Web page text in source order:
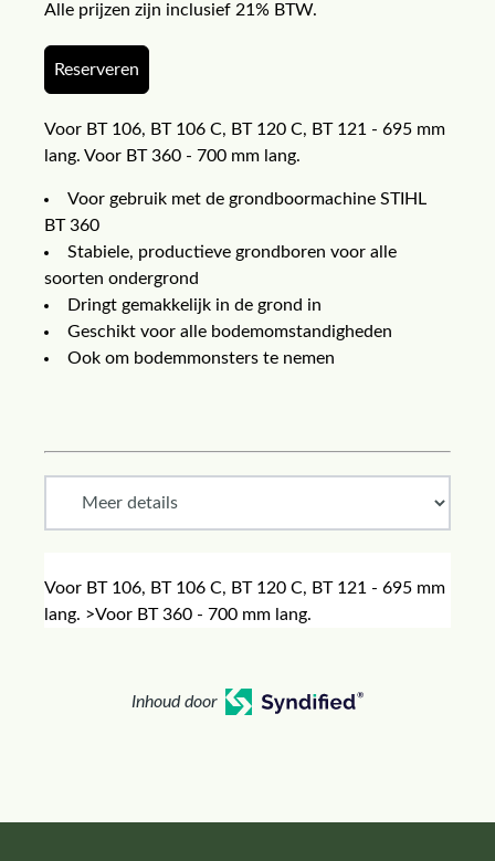
Alle prijzen zijn inclusief 21% BTW.
Reserveren
Voor BT 106, BT 106 C, BT 120 C, BT 121 - 695 mm
lang. Voor BT 360 - 700 mm lang.
Voor gebruik met de grondboormachine STIHL
BT 360
Stabiele, productieve grondboren voor alle
soorten ondergrond
Dringt gemakkelijk in de grond in
Geschikt voor alle bodemomstandigheden
Ook om bodemmonsters te nemen
Voor BT 106, BT 106 C, BT 120 C, BT 121 - 695 mm
lang. >Voor BT 360 - 700 mm lang.
Inhoud door